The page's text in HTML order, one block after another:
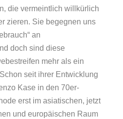
die vermeintlich willkürlich
zieren. Sie begegnen uns
an
doch sind diese
mehr als ein
seit ihrer Entwicklung
Kase in den 70er-
erst im asiatischen, jetzt
und europäischen Raum